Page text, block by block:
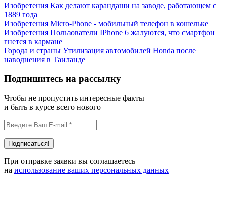
Изобретения Как делают карандаши на заводе, работающем с
1889 года
Изобретения Micro-Phone - мобильный телефон в кошельке
Изобретения Пользователи IPhone 6 жалуются, что смартфон
гнется в кармане
Города и страны Утилизация автомобилей Honda после
наводнения в Таиланде
Подпишитесь на рассылку
Чтобы не пропустить интересные факты
и быть в курсе всего нового
При отправке заявки вы соглашаетесь
на использование ваших персональных данных